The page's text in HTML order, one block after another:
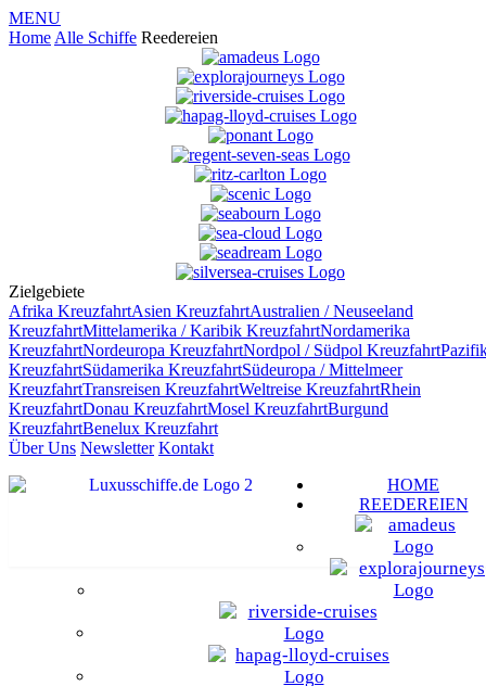
MENU
Home Alle Schiffe Reedereien
Zielgebiete
Afrika KreuzfahrtAsien KreuzfahrtAustralien / Neuseeland
KreuzfahrtMittelamerika / Karibik KreuzfahrtNordamerika
KreuzfahrtNordeuropa KreuzfahrtNordpol / Südpol Kreuzfahrt
KreuzfahrtSüdamerika KreuzfahrtSüdeuropa / Mittelmeer
KreuzfahrtTransreisen KreuzfahrtWeltreise KreuzfahrtRhein
KreuzfahrtDonau KreuzfahrtMosel KreuzfahrtBurgund
KreuzfahrtBenelux Kreuzfahrt
Über Uns Newsletter Kontakt
HOME
REEDEREIEN